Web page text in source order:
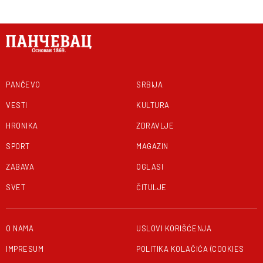
PANČEVO
VESTI
HRONIKA
SPORT
ZABAVA
SVET
SRBIJA
KULTURA
ZDRAVLJE
MAGAZIN
OGLASI
ČITULJE
O NAMA
IMPRESUM
USLOVI KORIŠĆENJA
POLITIKA KOLAČIĆA (COOKIES